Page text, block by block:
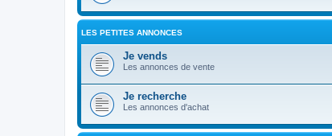
LES PETITES ANNONCES
Je vends
Les annonces de vente
Je recherche
Les annonces d'achat